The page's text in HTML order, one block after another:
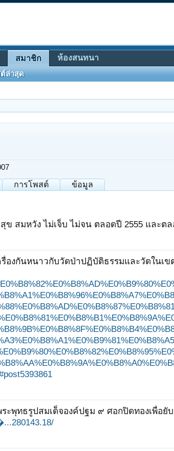
การโพสต์ ข้อมูล
สมหวัง ไม่เจ็บ ไม่จน ตลอดปี 2555 และต
องกันหนาวกับวัดป่าปฏิบัติธรรมและวัดในเ
ะพุทธรูปสมเด็จองค์ปฐม ๙ ศอกปิดทองเพื่อยั
สมาชิก
ล่าสุด
ห้องสนทนา